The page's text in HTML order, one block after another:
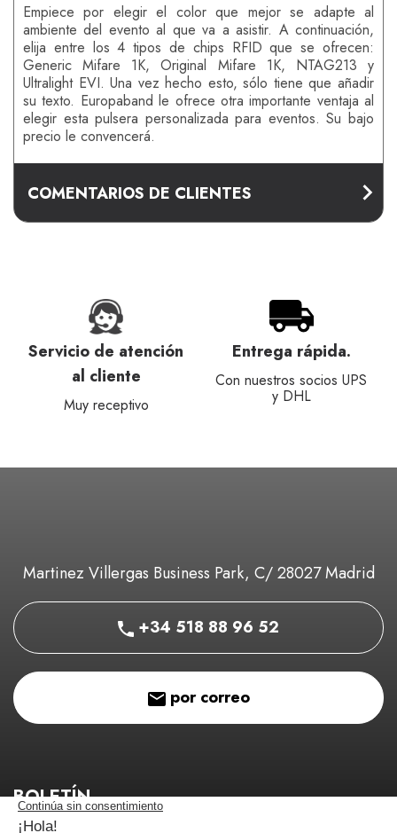
Empiece por elegir el color que mejor se adapte al
ambiente del evento al que va a asistir. A continuación,
elija entre los 4 tipos de chips RFID que se ofrecen:
Generic Mifare 1K, Original Mifare 1K, NTAG213 y
Ultralight EVI. Una vez hecho esto, sólo tiene que añadir
su texto. Europaband le ofrece otra importante ventaja al
elegir esta pulsera personalizada para eventos. Su bajo
precio le convencerá.
COMENTARIOS DE CLIENTES
Servicio de atención
al cliente
Muy receptivo
Entrega rápida.
Con nuestros socios UPS
y DHL
Martinez Villergas Business Park, C/ 28027 Madrid
+34 518 88 96 52
por correo
BOLETÍN